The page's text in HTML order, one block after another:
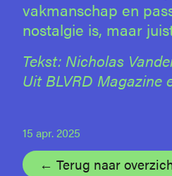
vakmanschap en
nostalgie is, maar
Tekst: Nicholas
Uit BLVRD Magazine
15 apr. 2025
← Terug naar